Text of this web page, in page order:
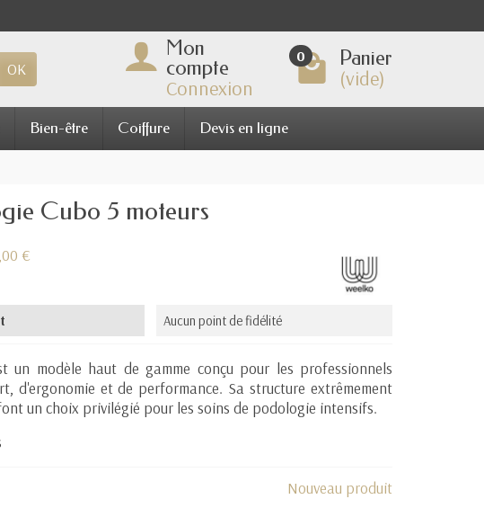
OK
Mon
compte
Connexion
0 Panier
(vide)
Bien-être Coiffure Devis en ligne
Cubo 5 moteurs
€
Aucun point de fidélité
un modèle haut de gamme conçu pour les professionnels
d'ergonomie et de performance. Sa structure extrêmement
un choix privilégié pour les soins de podologie intensifs.
Nouveau produit